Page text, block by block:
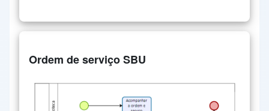
Ordem de serviço SBU